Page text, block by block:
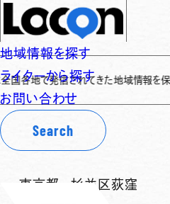
地域情報を探す
ライターから探す
お問い合わせ
Search
されてきた地域情報を保存・整理し、
東京都 -杉並区荻窪